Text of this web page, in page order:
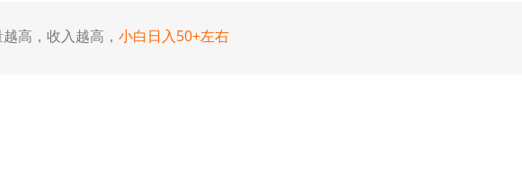
高，收入越高， 小白日入50+左右